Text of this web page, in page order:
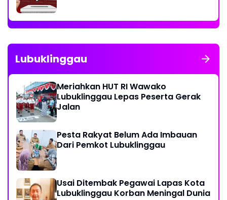
Lubuklinggau
Meriahkan HUT RI Wawako
Lubuklinggau Lepas Peserta Gerak
Jalan
Pesta Rakyat Belum Ada Imbauan
Dari Pemkot Lubuklinggau
Usai Ditembak Pegawai Lapas Kota
Lubuklinggau Korban Meningal Dunia